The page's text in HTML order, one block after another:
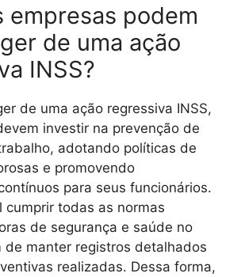
empresas podem
de uma ação
INSS?
de uma ação regressiva INSS,
investir na prevenção de
adotando políticas de
e promovendo
para seus funcionários.
cumprir todas as normas
de segurança e saúde no
de manter registros detalhados
realizadas. Dessa forma,